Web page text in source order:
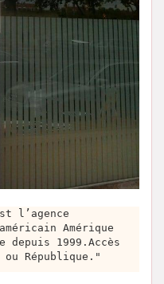
l’agence
Amérique
depuis 1999.Accès
République."